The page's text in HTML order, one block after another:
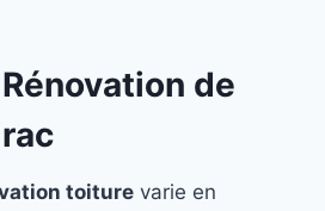
de
toiture varie en